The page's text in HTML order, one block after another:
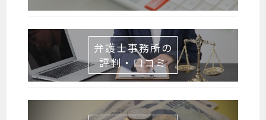
弁護士事務所の
評判・口コミ